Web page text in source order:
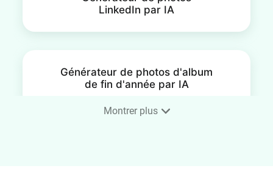
LinkedIn par IA
Générateur de photos d'album
de fin d'année par IA
Montrer plus